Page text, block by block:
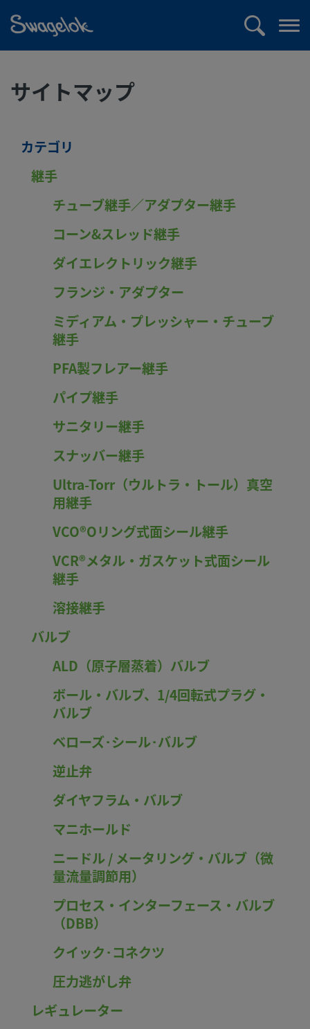
サイトマップ
カテゴリ
継手
チューブ継手／アダプター継手
コーン&スレッド継手
ダイエレクトリック継手
フランジ・アダプター
ミディアム・プレッシャー・チューブ
継手
PFA製フレアー継手
パイプ継手
サニタリー継手
スナッバー継手
Ultra-Torr（ウルトラ・トール）真空
用継手
VCO®Oリング式面シール継手
VCR®メタル・ガスケット式面シール
継手
溶接継手
バルブ
ALD（原子層蒸着）バルブ
ボール・バルブ、1/4回転式プラグ・
バルブ
ベローズ･シール･バルブ
逆止弁
ダイヤフラム・バルブ
マニホールド
ニードル / メータリング・バルブ（微
量流量調節用）
プロセス・インターフェース・バルブ
（DBB）
クイック･コネクツ
圧力逃がし弁
レギュレーター